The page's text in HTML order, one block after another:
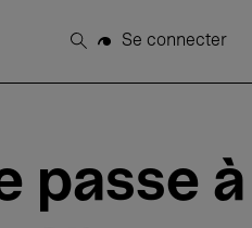
Rechercher
Se connecter
passe à